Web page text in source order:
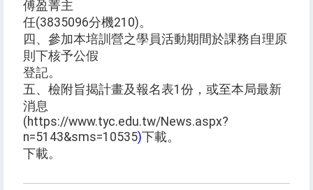
傅盈菁主
任(3835096分機210)。
四、參加本培訓營之學員活動期間於課務自理原
則下核予公假
登記。
五、檢附旨揭計畫及報名表1份，或至本局最新
消息
(https://www.tyc.edu.tw/News.aspx?
n=5143&sms=10535)下載。
下載。